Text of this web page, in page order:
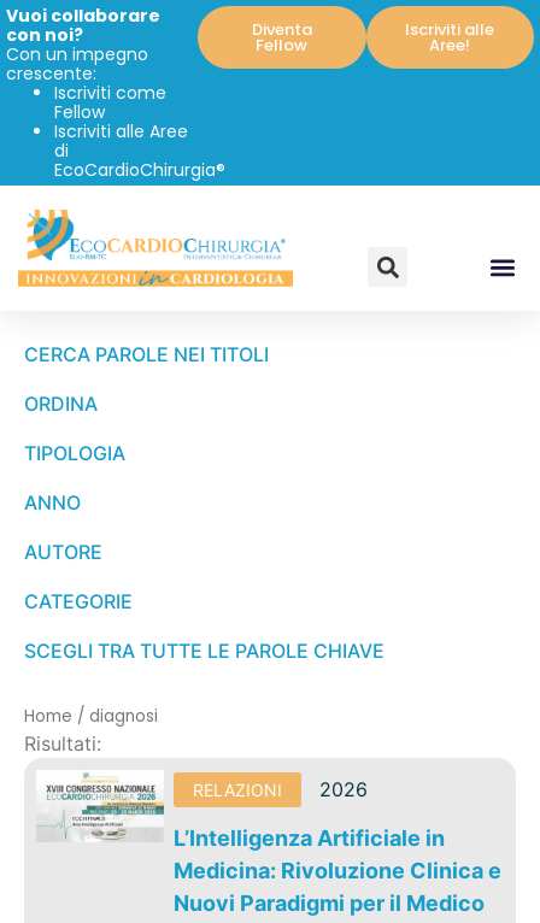
Vuoi collaborare
con noi?
Con un impegno
crescente:
Iscriviti come
Fellow
Iscriviti alle Aree
di
EcoCardioChirurgia®
Diventa
Fellow
Iscriviti alle
Aree!
CERCA PAROLE NEI TITOLI
ORDINA
TIPOLOGIA
ANNO
AUTORE
CATEGORIE
SCEGLI TRA TUTTE LE PAROLE CHIAVE
Home / diagnosi
Risultati:
RELAZIONI 2026
L’Intelligenza Artificiale in
Medicina: Rivoluzione Clinica e
Nuovi Paradigmi per il Medico